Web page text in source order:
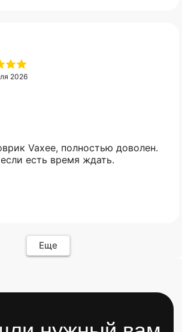
2026
Vaxee, полностью доволен.
есть время ждать.
Еще
Оплата
Условия возврата